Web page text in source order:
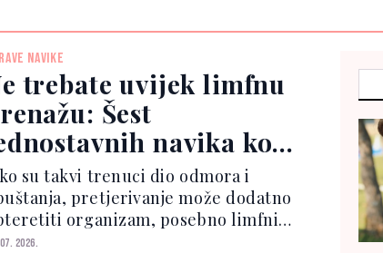
NAVIKE
trebate uvijek limfnu
Šest
navika koje
pomoći organizmu
su takvi trenuci dio odmora i
pretjerivanje može dodatno
organizam, posebno limfni
Limfni sistem ima važnu ulogu
2026.